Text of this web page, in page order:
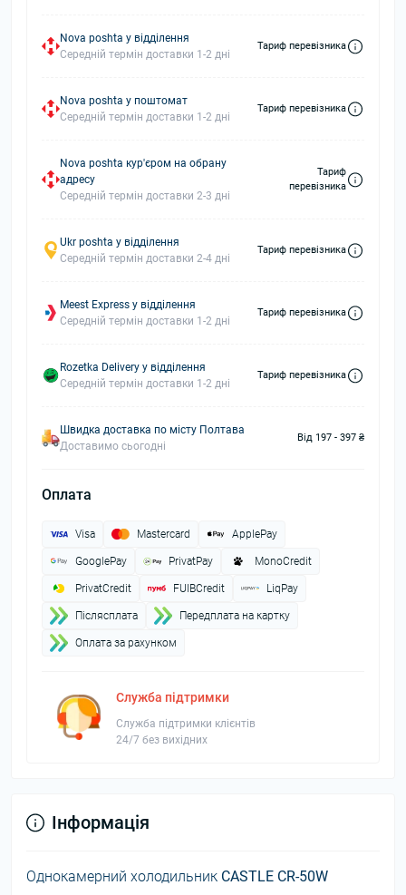
Nova poshta у відділення
Середній термін доставки 1-2 дні
Тариф перевізника
Nova poshta у поштомат
Середній термін доставки 1-2 дні
Тариф перевізника
Nova poshta кур'єром на обрану
адресу
Середній термін доставки 2-3 дні
Тариф
перевізника
Ukr poshta у відділення
Середній термін доставки 2-4 дні
Тариф перевізника
Meest Express у відділення
Середній термін доставки 1-2 дні
Тариф перевізника
Rozetka Delivery у відділення
Середній термін доставки 1-2 дні
Тариф перевізника
Швидка доставка по місту Полтава
Доставимо сьогодні
Від 197 - 397 ₴
Оплата
Visa Mastercard ApplePay
GooglePay PrivatPay MonoCredit
PrivatCredit FUIBCredit LiqPay
Пiслясплата Передплата на картку
Оплата за рахунком
Служба підтримки
Служба підтримки клієнтів
24/7 без вихідних
Інформація
Однокамерний холодильник CASTLE CR-50W